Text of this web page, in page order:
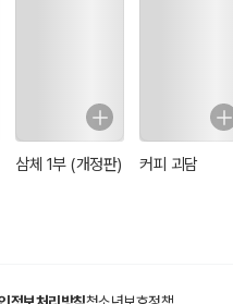
삼체 1부 (개정판) 커피 괴담